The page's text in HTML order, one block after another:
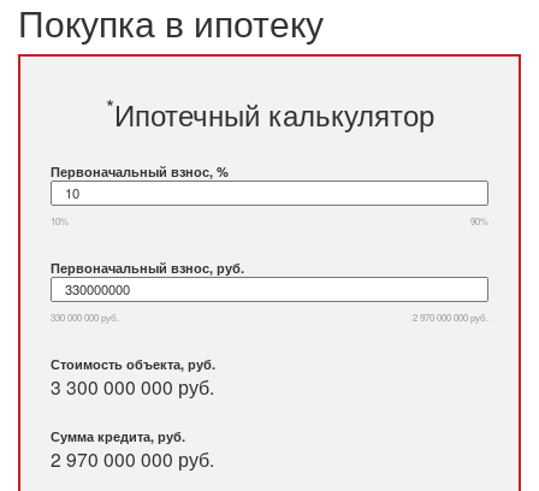
Покупка в ипотеку
*Ипотечный калькулятор
Первоначальный взнос, %
10% 90%
Первоначальный взнос, руб.
330 000 000 руб. 2 970 000 000 руб.
Стоимость объекта, руб.
3 300 000 000 руб.
Сумма кредита, руб.
2 970 000 000 руб.